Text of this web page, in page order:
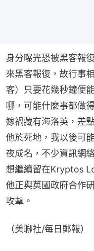
身分曝光恐被黑客報
來黑客報復，故行事
客）只要花幾秒鐘便
哪，可能什麼事都做
嫁禍藏有海洛英，差
他於死地，我以後可
夜成名，不少資訊網
想繼續留在Kryptos
他正與英國政府合作
攻擊。
（美聯社/每日郵報）